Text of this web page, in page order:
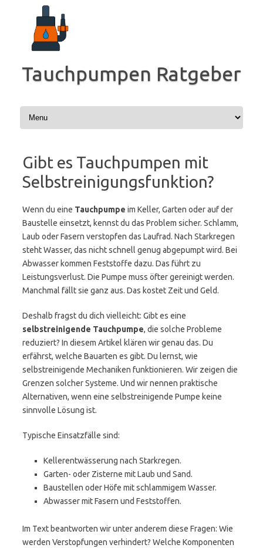
springen
Tauchpumpen Ratgeber
Gibt es Tauchpumpen mit
Selbstreinigungsfunktion?
Wenn du eine Tauchpumpe im Keller, Garten oder auf der
Baustelle einsetzt, kennst du das Problem sicher. Schlamm,
Laub oder Fasern verstopfen das Laufrad. Nach Starkregen
steht Wasser, das nicht schnell genug abgepumpt wird. Bei
Abwasser kommen Feststoffe dazu. Das führt zu
Leistungsverlust. Die Pumpe muss öfter gereinigt werden.
Manchmal fällt sie ganz aus. Das kostet Zeit und Geld.
Deshalb fragst du dich vielleicht: Gibt es eine
selbstreinigende Tauchpumpe, die solche Probleme
reduziert? In diesem Artikel klären wir genau das. Du
erfährst, welche Bauarten es gibt. Du lernst, wie
selbstreinigende Mechaniken funktionieren. Wir zeigen die
Grenzen solcher Systeme. Und wir nennen praktische
Alternativen, wenn eine selbstreinigende Pumpe keine
sinnvolle Lösung ist.
Typische Einsatzfälle sind:
Kellerentwässerung nach Starkregen.
Garten- oder Zisterne mit Laub und Sand.
Baustellen oder Höfe mit schlammigem Wasser.
Abwasser mit Fasern und Feststoffen.
Im Text beantworten wir unter anderem diese Fragen: Wie
werden Verstopfungen verhindert? Welche Komponenten